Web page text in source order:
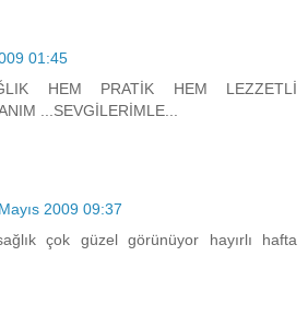
01:45
HEM PRATİK HEM LEZZETLİ
...SEVGİLERİMLE...
2009 09:37
çok güzel görünüyor hayırlı hafta